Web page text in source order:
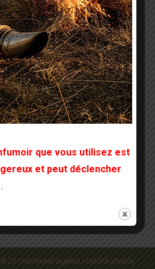
la bourrache sur la
de vos terrains ??
22
18 janvier 2015
borago officinalis,
22 | Mentions légales | Crédits photos :
que vous utilisez est
et peut déclencher
.